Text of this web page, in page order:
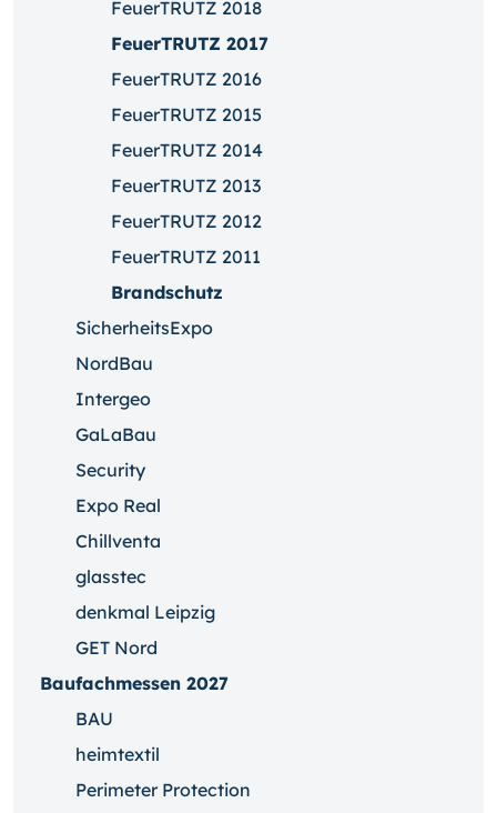
FeuerTRUTZ 2018
FeuerTRUTZ 2017
FeuerTRUTZ 2016
FeuerTRUTZ 2015
FeuerTRUTZ 2014
FeuerTRUTZ 2013
FeuerTRUTZ 2012
FeuerTRUTZ 2011
Brandschutz
SicherheitsExpo
NordBau
Intergeo
GaLaBau
Security
Expo Real
Chillventa
glasstec
denkmal Leipzig
GET Nord
Baufachmessen 2027
BAU
heimtextil
Perimeter Protection